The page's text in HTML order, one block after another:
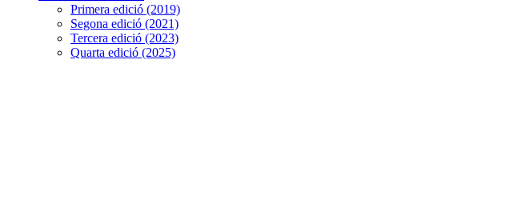
Primera edició (2019)
Segona edició (2021)
Tercera edició (2023)
Quarta edició (2025)